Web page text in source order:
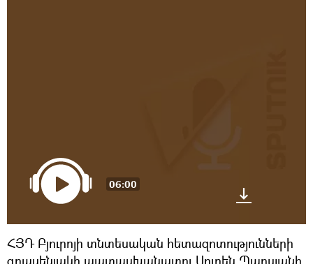
06:00
ՀՅԴ Բյուրոյի տնտեսական հետազոտությունների
գրասենյակի պատասխանատու Սուրեն Պարսյանի